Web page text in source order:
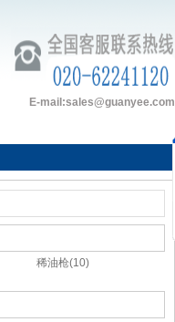
E-mail:sales@guanyee.com
稀油枪(10)